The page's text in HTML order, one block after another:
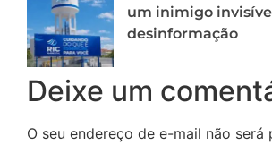
um inimigo
desinformação
Deixe um
O seu endereço de e-mail não será